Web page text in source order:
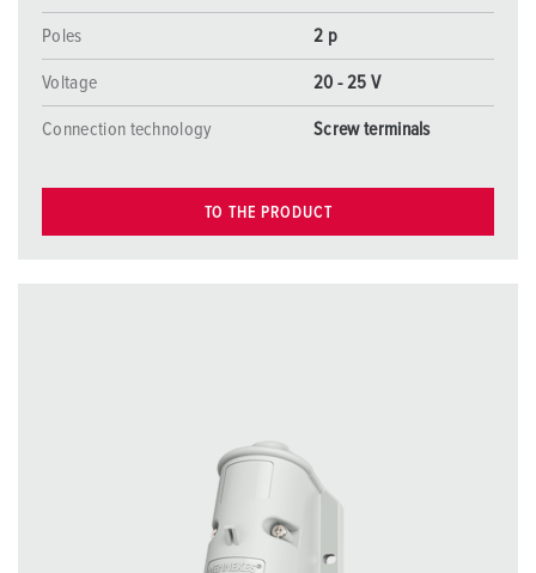
Poles 2 p
Voltage 20 - 25 V
Connection technology Screw terminals
TO THE PRODUCT